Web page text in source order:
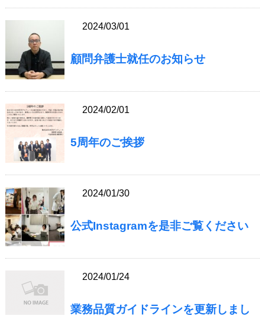
2024/03/01
顧問弁護士就任のお知らせ
2024/02/01
5周年のご挨拶
2024/01/30
公式Instagramを是非ご覧ください
2024/01/24
業務品質ガイドラインを更新しまし